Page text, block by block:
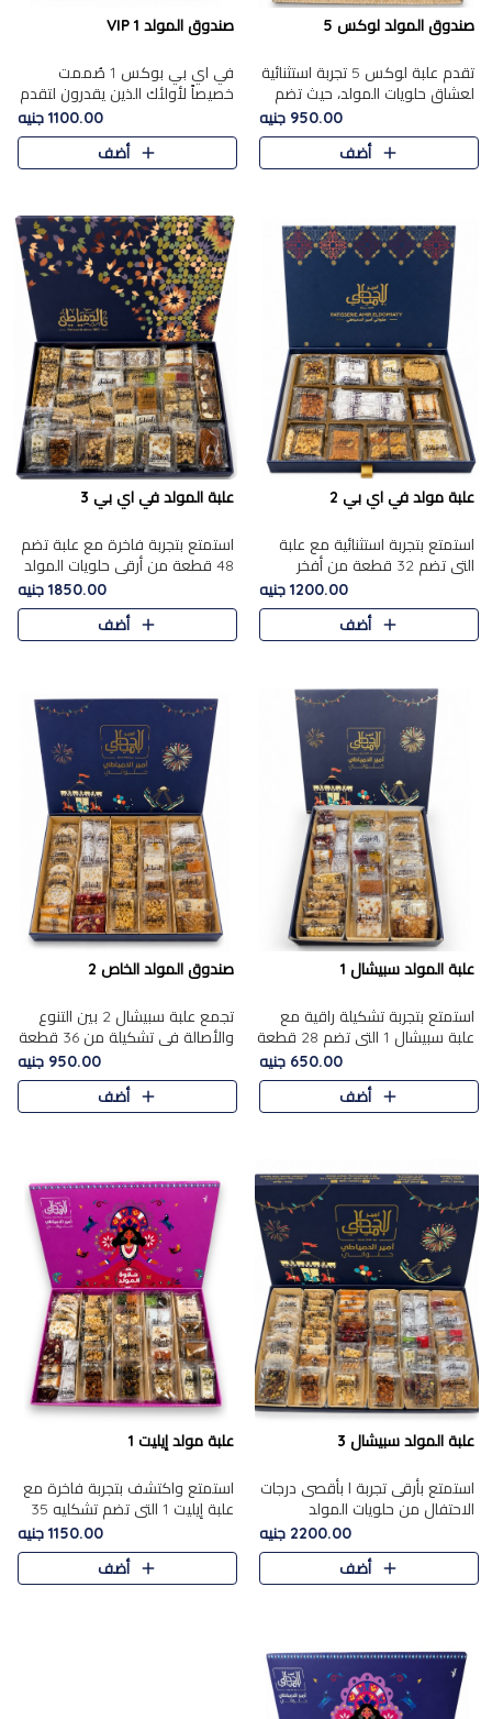
صندوق المولد لوكس 5
تقدم علبة لوكس 5 تجربة استثنائية
لعشاق حلويات المولد، حيث تضم
42 قطعة من تشكيلة فاخرة تجمع
بين أشهر الأصناف التقليدية وأصناف
مميزة مختارة بع..
950.00 جنيه
أضف
صندوق المولد VIP 1
في اي بي بوكس 1 صُممت
خصيصاً لأولئك الذين يقدرون لتقدم
تجربة استثنائية بوكس تجمع بين
أفخر حلويات المولد المصري مع
تشكيلة مختارة من الأصناف ..
1100.00 جنيه
أضف
علبة مولد في اي بي 2
استمتع بتجربة استثنائية مع علبة
التي تضم 32 قطعة من أفخر
حلويات المولد الشرقية، في تشكيلة
تجمع بين الأصالة والاختيارات
الفاخرة. تحتوي العلبة..
1200.00 جنيه
أضف
علبة المولد في اي بي 3
استمتع بتجربة فاخرة مع علبة تضم
48 قطعة من أرقى حلويات المولد
الشرقية، في تشكيلة تجمع بين
الأصناف التقليدية الفاخرة والاختيارات
1850.00 جنيه
أضف
علبة المولد سبيشال 1
استمتع بتجربة تشكيلة راقية مع
علبة سبيشال 1 التي تضم 28 قطعة
من تشكيلة مختارة بعناية من أفخر
حلويات المولد المصرية الأصلية
الشرقية. تحتوي ال..
650.00 جنيه
أضف
صندوق المولد الخاص 2
تجمع علبة سبيشال 2 بين التنوع
والأصالة في تشكيلة من 36 قطعة
تضم أشهر حلويات المولد الشرقية.
تحتوي العلبة على الجزرية بالفول،
والجزرية بالبن..
950.00 جنيه
أضف
علبة المولد سبيشال 3
استمتع بأرقى تجربة ا بأقصى درجات
الاحتفال من حلويات المولد
المصريه الأصيلة مع هذه الفخامة
مع علبة سبيشال 3 التي تضم 56
قطعة من تشكيلة استثن..
2200.00 جنيه
أضف
علبة مولد إيليت 1
استمتع واكتشف بتجربة فاخرة مع
علبة إيليت 1 التي تضم تشكليه 35
قطعة من أرقى حلويات المولد
المصري الأصيلة ,معروضة بشكل
جميل في علبة أنيقة ، في..
1150.00 جنيه
أضف